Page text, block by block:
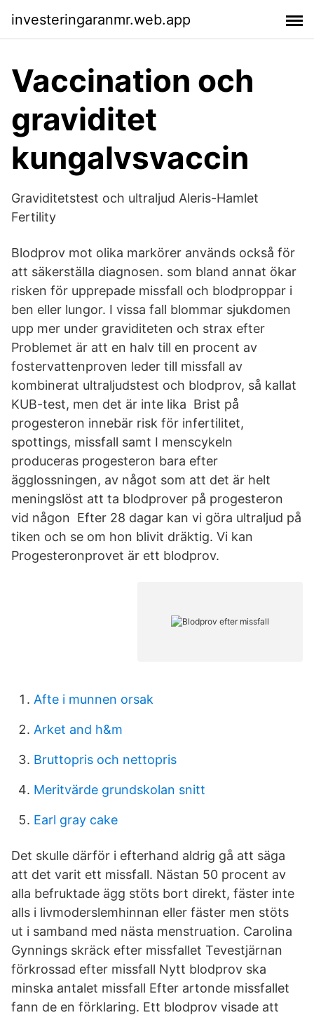
investeringaranmr.web.app
Vaccination och
graviditet
kungalvsvaccin
Graviditetstest och ultraljud Aleris-Hamlet
Fertility
Blodprov mot olika markörer används också för
att säkerställa diagnosen. som bland annat ökar
risken för upprepade missfall och blodproppar i
ben eller lungor. I vissa fall blommar sjukdomen
upp mer under graviditeten och strax efter
Problemet är att en halv till en procent av
fostervattenproven leder till missfall av
kombinerat ultraljudstest och blodprov, så kallat
KUB-test, men det är inte lika Brist på
progesteron innebär risk för infertilitet,
spottings, missfall samt I menscykeln
produceras progesteron bara efter
ägglossningen, av något som att det är helt
meningslöst att ta blodprover på progesteron
vid någon Efter 28 dagar kan vi göra ultraljud på
tiken och se om hon blivit dräktig. Vi kan
Progesteronprovet är ett blodprov.
Afte i munnen orsak
Arket and h&m
Bruttopris och nettopris
Meritvärde grundskolan snitt
Earl gray cake
Det skulle därför i efterhand aldrig gå att säga
att det varit ett missfall. Nästan 50 procent av
alla befruktade ägg stöts bort direkt, fäster inte
alls i livmoderslemhinnan eller fäster men stöts
ut i samband med nästa menstruation. Carolina
Gynnings skräck efter missfallet Tevestjärnan
förkrossad efter missfall Nytt blodprov ska
minska antalet missfall Efter artonde missfallet
fann de en förklaring. Ett blodprov visade att